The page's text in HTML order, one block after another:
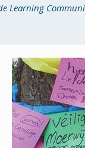
Learning